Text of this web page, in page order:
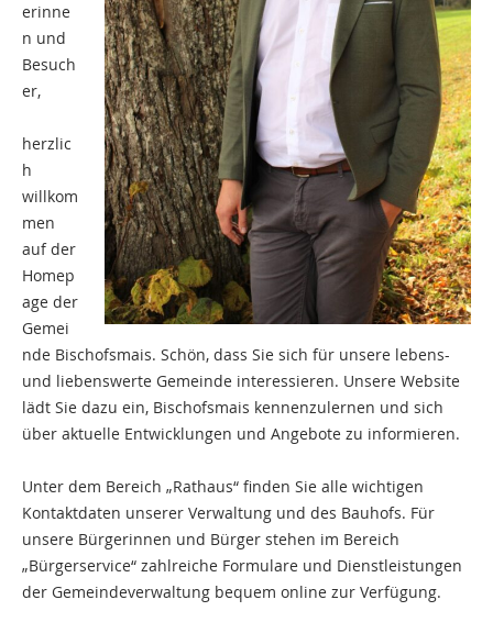
erinne
n und
Besuch
er,
herzlic
h
willkom
men
auf der
Homep
age der
Gemei
nde Bischofsmais. Schön, dass Sie sich für unsere lebens-
und liebenswerte Gemeinde interessieren. Unsere Website
lädt Sie dazu ein, Bischofsmais kennenzulernen und sich
über aktuelle Entwicklungen und Angebote zu informieren.
Unter dem Bereich „Rathaus“ finden Sie alle wichtigen
Kontaktdaten unserer Verwaltung und des Bauhofs. Für
unsere Bürgerinnen und Bürger stehen im Bereich
„Bürgerservice“ zahlreiche Formulare und Dienstleistungen
der Gemeindeverwaltung bequem online zur Verfügung.